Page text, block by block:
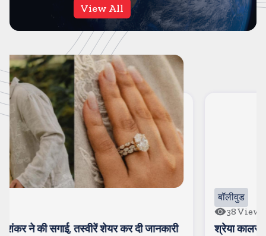
View All
श्रेया कालरा बनी लॉक अप-2 की वीनर, इनाम के तौर पर ट्रॉफी